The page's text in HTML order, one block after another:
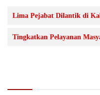
Lima Pejabat Dilantik di
Tingkatkan Pelayanan